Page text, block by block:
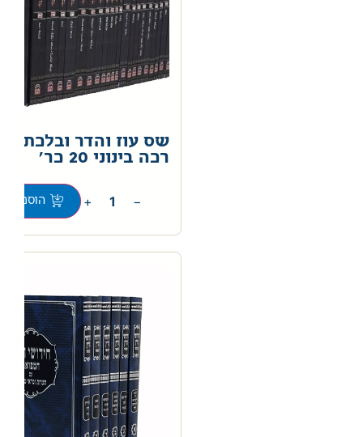
שס עוז והדר ובלכתך
רכה בינוני 20 כר'
−
+ הוספה